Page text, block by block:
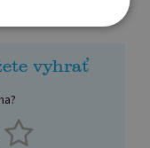
vyhrať